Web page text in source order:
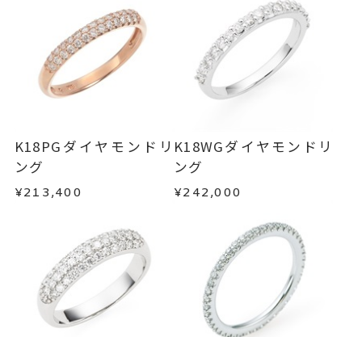
#6.5以下は±1まで可
リング幅 最大：約2.5mm/最
小：約2mm
ハーフエタニティ
ダイヤモンドリング、
K18WGリング
エタニティリング、
-
発送いたします。
■お届け目安が「約1ヶ月半以内～」の商品
ご注文いただいてから在庫状況を確認いたしま
・在庫のご用意ができる場合： 約1週間～1ヶ月以
内を目安に発送いたします。
・受注生産となる場合： 商品ページに記載のある
目安日数を頂戴し、一から製作いたします。
※お急ぎの方はご注文前にお問い合わせくださ
い。事前に現在の納期状況を確認いたします。
お届け予定日はご注文から2営業日以内にメールに
メンバーシップ未登録のお客さまは、お問い合
わせフォームよりご連絡ください。
返品・交換以下の場合、商品の返品・交換・返金
は承りかねます。
・受注生産の商品
・お客さまのお手元で傷や汚れが発生した商品
・到着後ご連絡無く7日以上経過した商品
・販売期間が限定されている商品
・過度な交換・返品を繰り返している場合
商品の品質には万全を期しておりますが、万が一
不良品の場合、またはご注文のお品と異なる場合
は、早急に商品を交換させていただきます。
K18PGダイヤモンドリ
ング
¥213,400
K18WGダイヤモンドリ
ング
¥242,000